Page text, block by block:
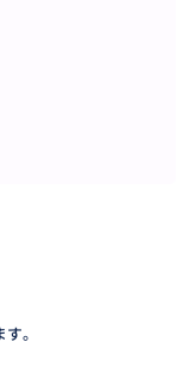
、ブランドアド
ますので、旅行
ビスです。
。